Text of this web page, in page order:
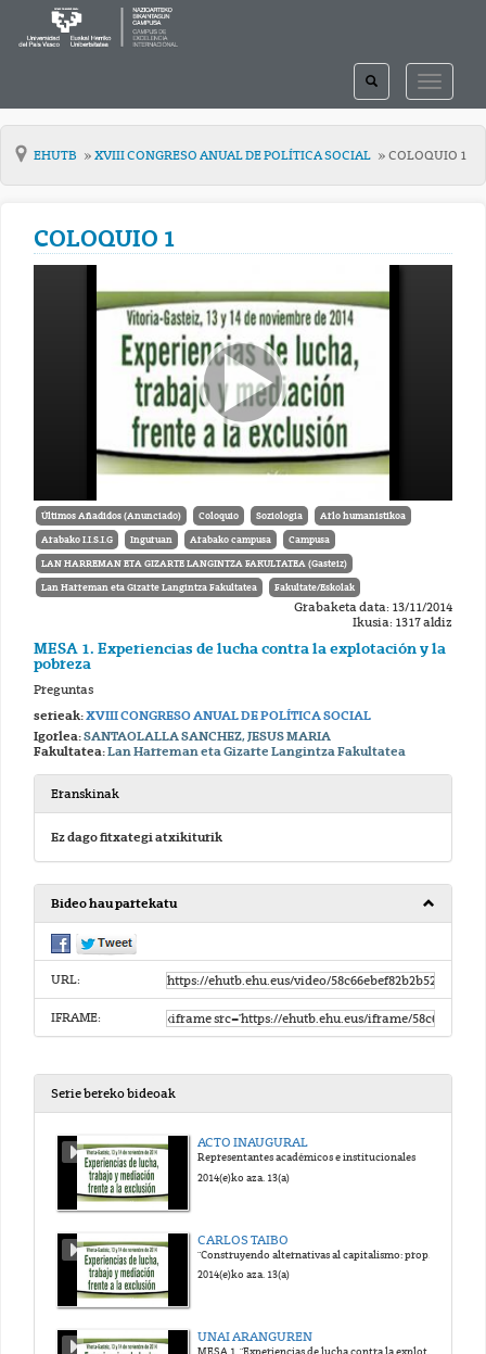
TOGGLE
TOGGLE
SEARCH
EHUTB XVIII CONGRESO ANUAL DE POLÍTICA SOCIAL COLOQUIO 1
COLOQUIO 1
Últimos Añadidos (Anunciado) Coloquio Soziologia Arlo humanistikoa
Arabako I.I.S.I.G Inguruan Arabako campusa Campusa
LAN HARREMAN ETA GIZARTE LANGINTZA FAKULTATEA (Gasteiz)
Lan Harreman eta Gizarte Langintza Fakultatea Fakultate/Eskolak
Grabaketa data: 13/11/2014
Ikusia: 1317 aldiz
MESA 1. Experiencias de lucha contra la explotación y la
pobreza
Preguntas
serieak:XVIII CONGRESO ANUAL DE POLÍTICA SOCIAL
Igorlea:SANTAOLALLA SANCHEZ, JESUS MARIA
Fakultatea:Lan Harreman eta Gizarte Langintza Fakultatea
Eranskinak
Ez dago fitxategi atxikiturik
Bideo hau partekatu
URL:
IFRAME:
Serie bereko bideoak
ACTO INAUGURAL
Representantes académicos e institucionales
2014(e)ko aza. 13(a)
CARLOS TAIBO
"Construyendo alternativas al capitalismo: propuestas y experiencias transformadoras"
2014(e)ko aza. 13(a)
UNAI ARANGUREN